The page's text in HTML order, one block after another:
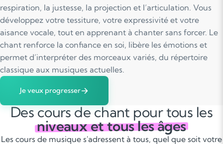
respiration, la justesse, la projection et l’articulation. Vous
développez votre tessiture, votre expressivité et votre
aisance vocale, tout en apprenant à chanter sans forcer. Le
chant renforce la confiance en soi, libère les émotions et
permet d’interpréter des morceaux variés, du répertoire
classique aux musiques actuelles.
Je veux progresser
Des cours de chant pour tous les
niveaux et tous les âges
Les cours de musique s'adressent à tous, quel que soit votre